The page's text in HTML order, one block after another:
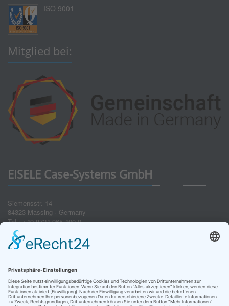
ISO 9001
Mitglied bei:
EISELE Case-Systems GmbH
Siemensstr. 14
84323 Massing · Germany
Tel.: +49 8724 965 400-0
Fax: +49 8724 965 400-49
E-Mail: info(at)eisele-koffer.com
Impressum
Datenschutz
AGB